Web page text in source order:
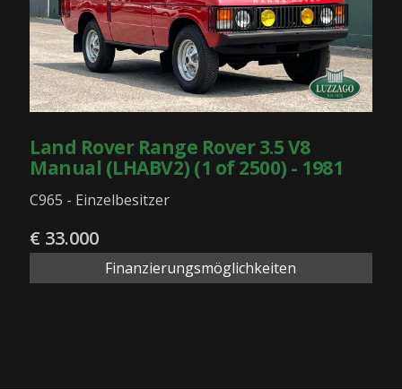
Land Rover Range Rover 3.5 V8
Manual (LHABV2) (1 of 2500) - 1981
C965 - Einzelbesitzer
€ 33.000
Finanzierungsmöglichkeiten